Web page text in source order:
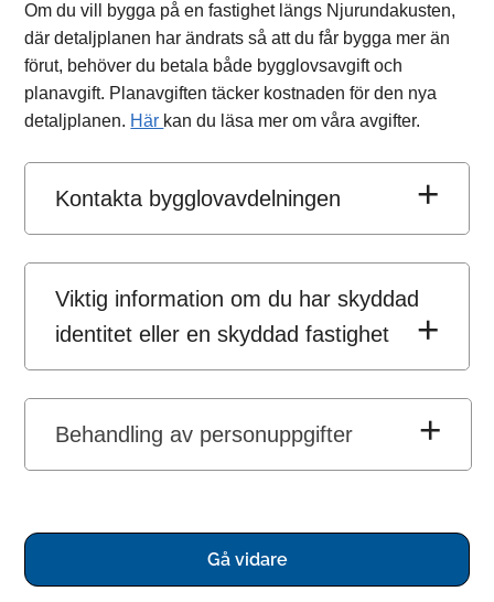
Om du vill bygga på en fastighet längs Njurundakusten,
där detaljplanen har ändrats så att du får bygga mer än
förut, behöver du betala både bygglovsavgift och
planavgift. Planavgiften täcker kostnaden för den nya
detaljplanen. Här kan du läsa mer om våra avgifter.
Kontakta bygglovavdelningen
Viktig information om du har skyddad
identitet eller en skyddad fastighet
Behandling av personuppgifter
Gå vidare